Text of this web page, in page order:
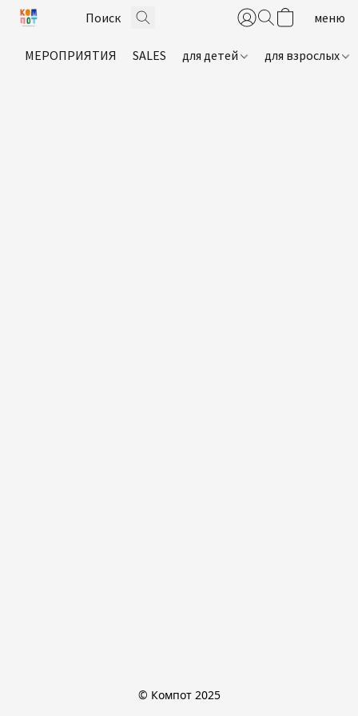
МЕРОПРИЯТИЯ SALES для детей для взрослых
© Компот 2025